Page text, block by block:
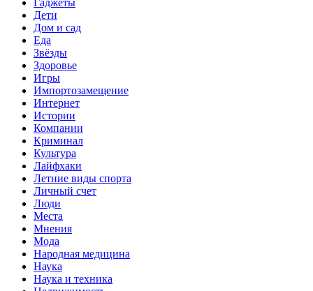
Дети
Дом и сад
Еда
Звёзды
Здоровье
Игры
Импортозамещение
Интернет
Истории
Компании
Криминал
Культура
Лайфхаки
Летние виды спорта
Личный счет
Люди
Места
Мнения
Мода
Народная медицина
Наука
Наука и техника